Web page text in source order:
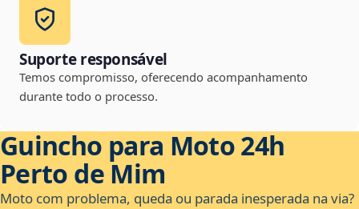
Suporte responsável
Temos compromisso, oferecendo acompanhamento
durante todo o processo.
Guincho para Moto 24h
Perto de Mim
Moto com problema, queda ou parada inesperada na via?